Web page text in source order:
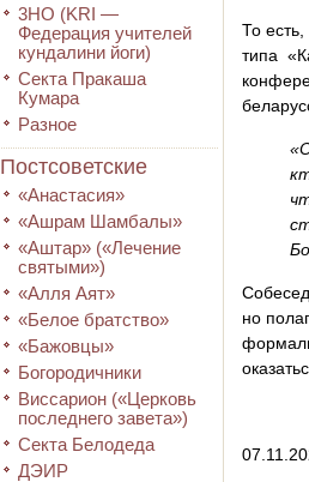
3HO (KRI ―
Федерация учителей
кундалини йоги)
Секта Пракаша
Кумара
Разное
Постсоветские
«Анастасия»
«Ашрам Шамбалы»
«Аштар» («Лечение
святыми»)
«Алля Аят»
«Белое братство»
«Бажовцы»
Богородичники
Виссарион («Церковь
последнего завета»)
Секта Белодеда
ДЭИР
То
типа
но